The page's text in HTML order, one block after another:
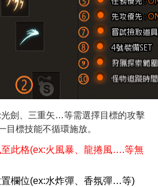
劍、三重矢…等需選擇目標的攻擊
目標技能不循環施放。
此格(ex:火風暴、龍捲風….等無
欄位(ex:水炸彈、香氛彈…等)